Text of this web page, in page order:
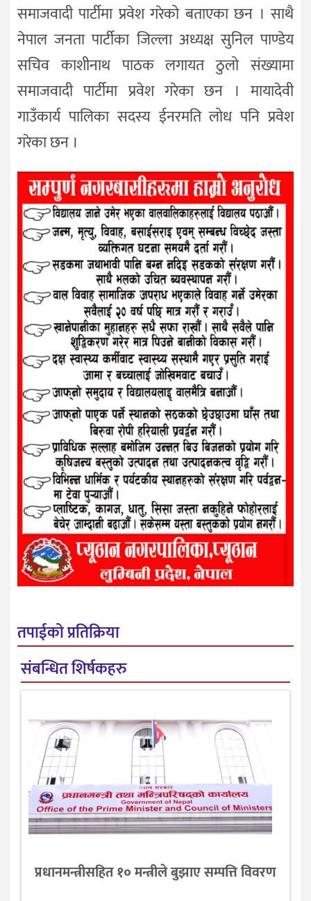
समाजवादी पार्टीमा प्रवेश गरेको बताएका छन । साथै
नेपाल जनता पार्टीका जिल्ला अध्यक्ष सुनिल पाण्डेय
सचिव काशीनाथ पाठक लगायत ठुलो संख्यामा
समाजवादी पार्टीमा प्रवेश गरेका छन । मायादेवी
गाउँकार्य पालिका सदस्य ईनरमति लोध पनि प्रवेश
गरेका छन ।
तपाईको प्रतिक्रिया
संबन्धित शिर्षकहरु
प्रधानमन्त्रीसहित १० मन्त्रीले बुझाए सम्पत्ति विवरण